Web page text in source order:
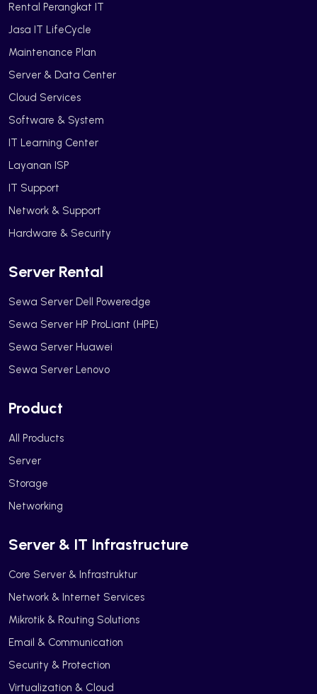
Rental Perangkat IT
Jasa IT LifeCycle
Maintenance Plan
Server & Data Center
Cloud Services
Software & System
IT Learning Center
Layanan ISP
IT Support
Network & Support
Hardware & Security
Server Rental
Sewa Server Dell Poweredge
Sewa Server HP ProLiant (HPE)
Sewa Server Huawei
Sewa Server Lenovo
Product
All Products
Server
Storage
Networking
Server & IT Infrastructure
Core Server & Infrastruktur
Network & Internet Services
Mikrotik & Routing Solutions
Email & Communication
Security & Protection
Virtualization & Cloud